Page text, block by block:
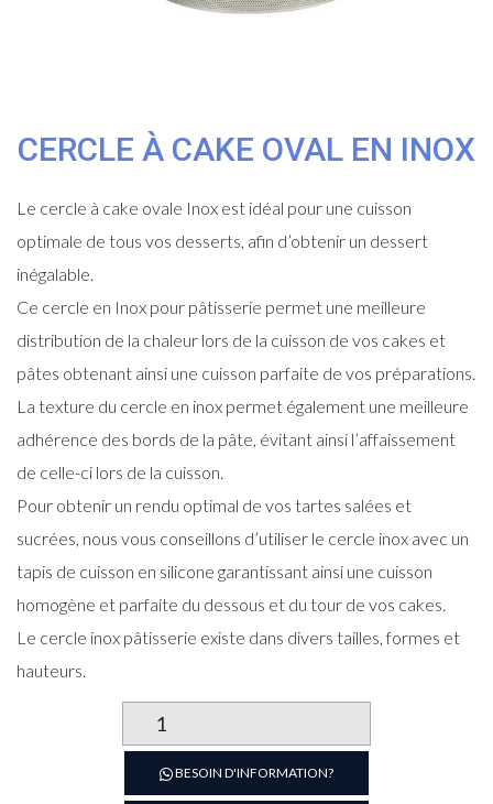
CERCLE À CAKE OVAL EN INOX
Le cercle à cake ovale Inox est idéal pour une cuisson
optimale de tous vos desserts, afin d’obtenir un dessert
inégalable.
Ce cercle en Inox pour pâtisserie permet une meilleure
distribution de la chaleur lors de la cuisson de vos cakes et
pâtes obtenant ainsi une cuisson parfaite de vos préparations.
La texture du cercle en inox permet également une meilleure
adhérence des bords de la pâte, évitant ainsi l’affaissement
de celle-ci lors de la cuisson.
Pour obtenir un rendu optimal de vos tartes salées et
sucrées, nous vous conseillons d’utiliser le cercle inox avec un
tapis de cuisson en silicone garantissant ainsi une cuisson
homogène et parfaite du dessous et du tour de vos cakes.
Le cercle inox pâtisserie existe dans divers tailles, formes et
hauteurs.
de
Cercle
à
BESOIN D'INFORMATION?